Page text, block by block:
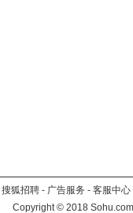
搜狐招聘 - 广告服务 - 客服中心
Copyright©2018